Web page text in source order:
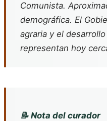
Comunista.
demográfica. El
agraria y el
representan hoy
📝 Nota del curador